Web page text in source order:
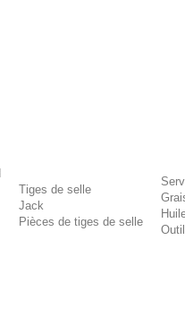
Tiges de selle
Jack
Pièces de tiges de selle